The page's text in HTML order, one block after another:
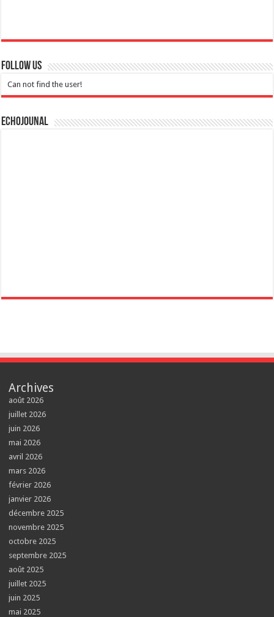
Follow Us
Can not find the user!
Echojounal
Archives
août 2026
juillet 2026
juin 2026
mai 2026
avril 2026
mars 2026
février 2026
janvier 2026
décembre 2025
novembre 2025
octobre 2025
septembre 2025
août 2025
juillet 2025
juin 2025
mai 2025